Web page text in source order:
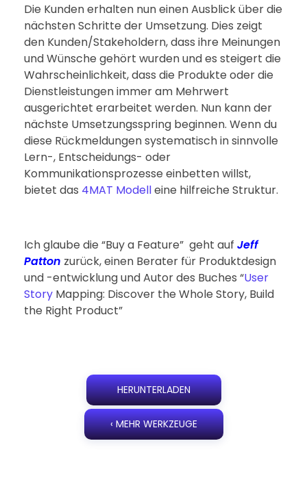
Die Kunden erhalten nun einen Ausblick über die
nächsten Schritte der Umsetzung. Dies zeigt
den Kunden/Stakeholdern, dass ihre Meinungen
und Wünsche gehört wurden und es steigert die
Wahrscheinlichkeit, dass die Produkte oder die
Dienstleistungen immer am Mehrwert
ausgerichtet erarbeitet werden. Nun kann der
nächste Umsetzungsspring beginnen. Wenn du
diese Rückmeldungen systematisch in sinnvolle
Lern-, Entscheidungs- oder
Kommunikationsprozesse einbetten willst,
bietet das 4MAT Modelleine hilfreiche Struktur.
Ich glaube die “Buy a Feature” geht auf Jeff
Patton zurück, einen Berater für Produktdesign
und -entwicklung und Autor des Buches “User
Story Mapping: Discover the Whole Story, Build
the Right Product”
HERUNTERLADEN
‹ MEHR WERKZEUGE